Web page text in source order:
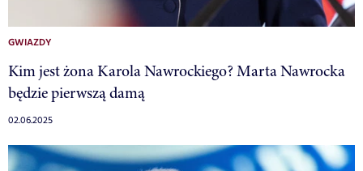
GWIAZDY
Kim jest żona Karola Nawrockiego? Marta Nawrocka
będzie pierwszą damą
02.06.2025